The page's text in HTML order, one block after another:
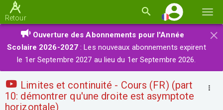
la
Retour
×
Ouverture des Abonnements pour l'Année
Scolaire 2026-2027 : Les nouveaux abonnements expirent
le 1er Septembre 2027 au lieu du 1er Septembre 2026.
Limites et continuité - Cours (FR) (part
10: démontrer qu'une droite est asymptote
horizontale)